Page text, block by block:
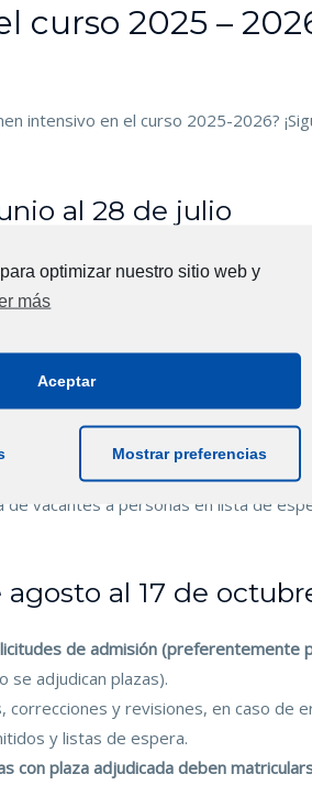
curso 2025 –
intensivo en el curso 2025-2026?
al 28 de julio
¿Cumples los requisitos para
educativos publicarán en sus
y revisiones en caso de detectar
de espera.
plaza adjudicada deben formalizar la
vacantes a personas en lista de
al 17 de
de admisión (preferentemente
se adjudican plazas).
y revisiones, en caso de
y listas de espera.
plaza adjudicada deben
optimizar nuestro sitio web y
más
Aceptar
Mostrar preferencias